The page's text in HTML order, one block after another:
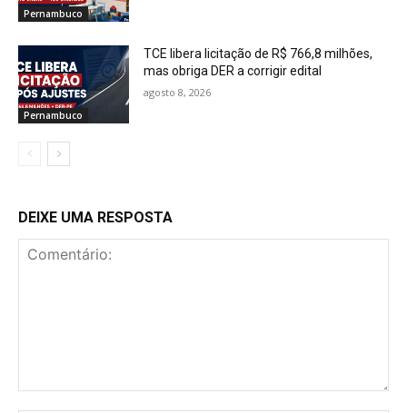
Pernambuco
Pernambuco
TCE libera licitação de R$ 766,8 milhões,
mas obriga DER a corrigir edital
agosto 8, 2026
DEIXE UMA RESPOSTA